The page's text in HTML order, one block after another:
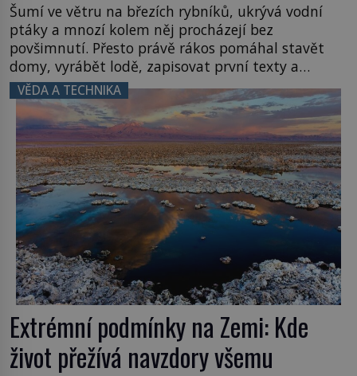
Šumí ve větru na březích rybníků, ukrývá vodní
ptáky a mnozí kolem něj procházejí bez
povšimnutí. Přesto právě rákos pomáhal stavět
domy, vyrábět lodě, zapisovat první texty a
inspiroval řadu pověstí. Tato skromná, ale
užitečná rostlina provází člověka už tisíce let.
Většina lidí vnímá rákos jen jako obyčejnou kulisu
letního koupání. Stačí se však podívat […]
VĚDA A TECHNIKA
Extrémní podmínky na Zemi: Kde
život přežívá navzdory všemu